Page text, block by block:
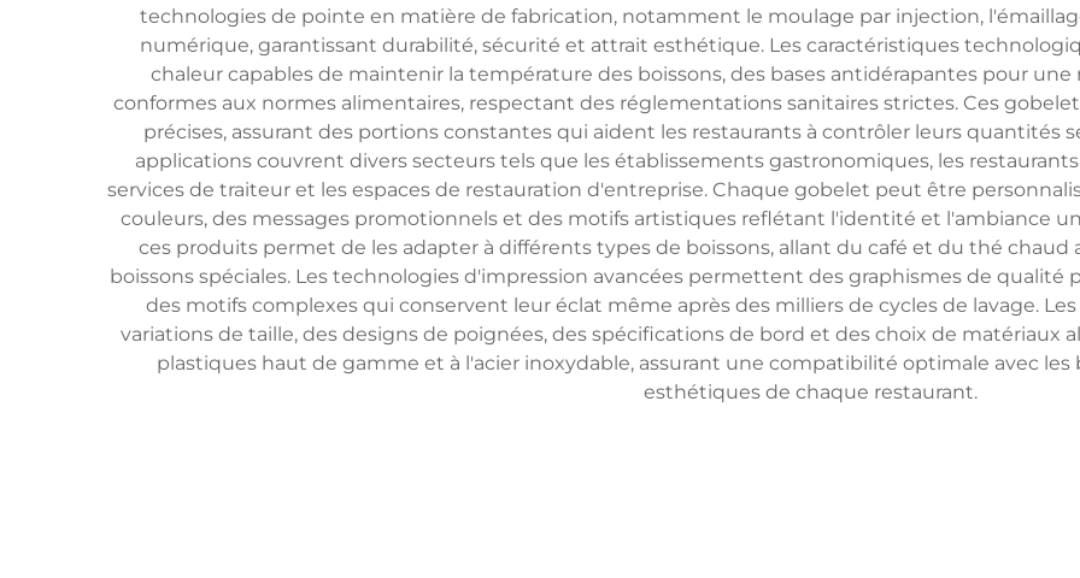
technologies de pointe en matière de fabrication, notamment le moulage par injection,
numérique, garantissant durabilité, sécurité et attrait esthétique. Les caractéristiques
chaleur capables de maintenir la température des boissons, des bases antidérapantes pour
conformes aux normes alimentaires, respectant des réglementations sanitaires strictes. Ces
précises, assurant des portions constantes qui aident les restaurants à contrôler leurs quantités
applications couvrent divers secteurs tels que les établissements gastronomiques, les restaurants
services de traiteur et les espaces de restauration d'entreprise. Chaque gobelet peut être
couleurs, des messages promotionnels et des motifs artistiques reflétant l'identité et l'ambiance
ces produits permet de les adapter à différents types de boissons, allant du café et du thé chaud
boissons spéciales. Les technologies d'impression avancées permettent des graphismes de qualité
des motifs complexes qui conservent leur éclat même après des milliers de cycles de lavage.
variations de taille, des designs de poignées, des spécifications de bord et des choix de matériaux
plastiques haut de gamme et à l'acier inoxydable, assurant une compatibilité optimale avec
esthétiques de chaque restaurant.